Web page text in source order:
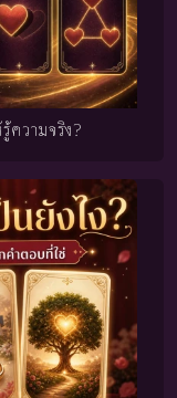
ความจริง?